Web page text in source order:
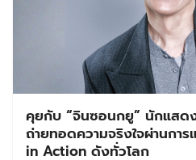
คุยกับ “จินซอนกยู” นักแสด
ถ่ายทอดความจริงใจผ่านกา
in Action ดังทั่วโลก
On09/08/2026